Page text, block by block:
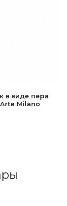
в виде пера
Milano